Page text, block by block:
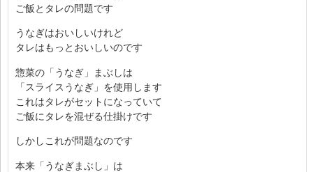
ご飯とタレの問題です
うなぎはおいしいけれど
タレはもっとおいしいのです
惣菜の「うなぎ」まぶしは
「スライスうなぎ」を使用します
これはタレがセットになっていて
ご飯にタレを混ぜる仕掛けです
しかしこれが問題なのです
本来「うなぎまぶし」は